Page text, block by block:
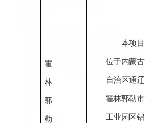
霍
林
郭
勒
本项目
位于内蒙古
自治区通辽
霍林郭勒市
工业园区铝